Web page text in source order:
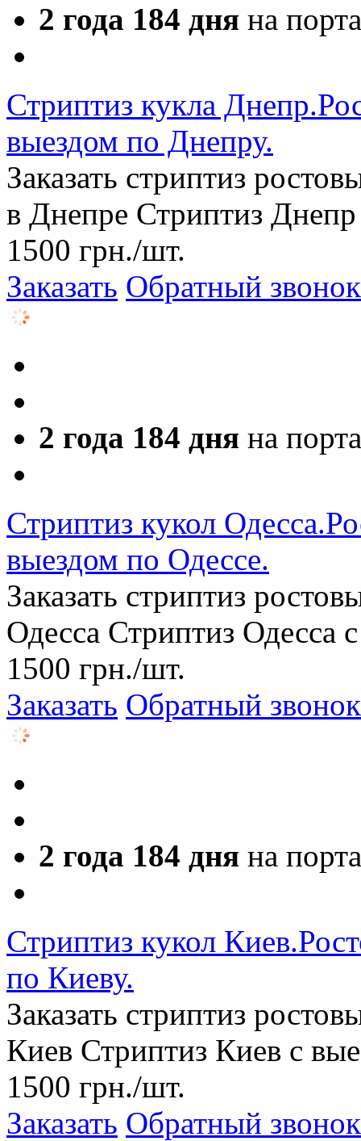
2 года 184 дня на
Стриптиз кукла
выездом по Днепру.
Заказать стриптиз
в Днепре Стриптиз
1500 грн./шт.
Заказать Обратный звонок
2 года 184 дня на
Стриптиз кукол
выездом по Одессе.
Заказать стриптиз
Одесса Стриптиз Одесса
1500 грн./шт.
Заказать Обратный звонок
2 года 184 дня на
Стриптиз кукол
по Киеву.
Заказать стриптиз
Киев Стриптиз Киев с
1500 грн./шт.
Заказать Обратный звонок